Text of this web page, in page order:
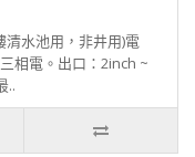
清水池用，非井用)電
相電。出口：2inch ~
..